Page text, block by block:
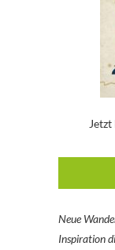
Neue
Inspiration